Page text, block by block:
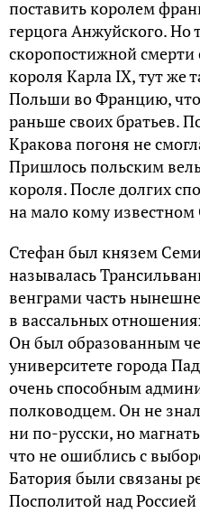
поставить королем
герцога Анжуйского. Но
скоропостижной смерти
короля Карла IX, тут же
Польши во Францию,
раньше своих братьев.
Кракова погоня не
Пришлось польским
короля. После долгих
на мало кому
Стефан был князем
называлась
венграми часть
в вассальных
Он был образованным
университете города
очень способным
полководцем. Он не
ни по-русски, но
что не ошиблись с
Батория были связаны
Посполитой над